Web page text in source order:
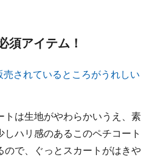
須アイテム！
は生地がやわらかいうえ、
ハリ感のあるこのペチコー
で、ぐっとスカートがはきや